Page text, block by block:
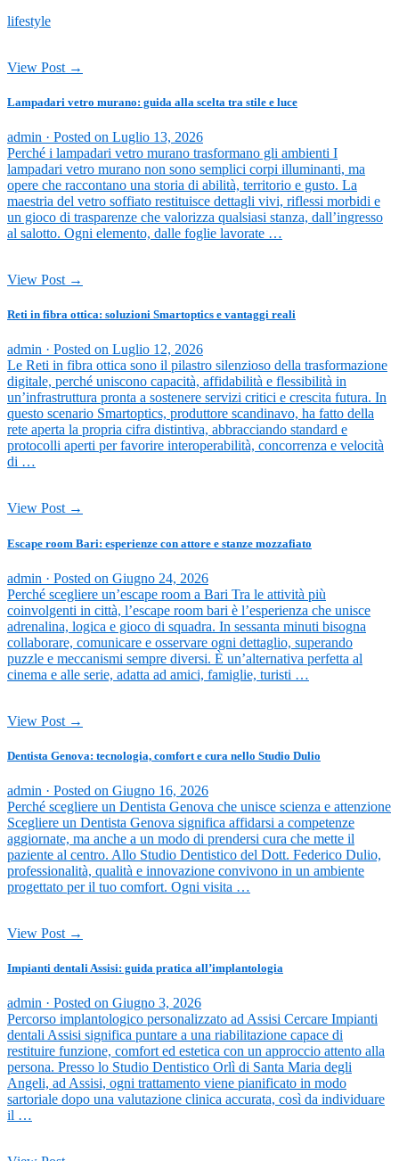
lifestyle
View Post →
Lampadari vetro murano: guida alla scelta tra stile e luce
admin · Posted on Luglio 13, 2026
Perché i lampadari vetro murano trasformano gli ambienti I
lampadari vetro murano non sono semplici corpi illuminanti, ma
opere che raccontano una storia di abilità, territorio e gusto. La
maestria del vetro soffiato restituisce dettagli vivi, riflessi morbidi e
un gioco di trasparenze che valorizza qualsiasi stanza, dall’ingresso
al salotto. Ogni elemento, dalle foglie lavorate …
View Post →
Reti in fibra ottica: soluzioni Smartoptics e vantaggi reali
admin · Posted on Luglio 12, 2026
Le Reti in fibra ottica sono il pilastro silenzioso della trasformazione
digitale, perché uniscono capacità, affidabilità e flessibilità in
un’infrastruttura pronta a sostenere servizi critici e crescita futura. In
questo scenario Smartoptics, produttore scandinavo, ha fatto della
rete aperta la propria cifra distintiva, abbracciando standard e
protocolli aperti per favorire interoperabilità, concorrenza e velocità
di …
View Post →
Escape room Bari: esperienze con attore e stanze mozzafiato
admin · Posted on Giugno 24, 2026
Perché scegliere un’escape room a Bari Tra le attività più
coinvolgenti in città, l’escape room bari è l’esperienza che unisce
adrenalina, logica e gioco di squadra. In sessanta minuti bisogna
collaborare, comunicare e osservare ogni dettaglio, superando
puzzle e meccanismi sempre diversi. È un’alternativa perfetta al
cinema e alle serie, adatta ad amici, famiglie, turisti …
View Post →
Dentista Genova: tecnologia, comfort e cura nello Studio Dulio
admin · Posted on Giugno 16, 2026
Perché scegliere un Dentista Genova che unisce scienza e attenzione
Scegliere un Dentista Genova significa affidarsi a competenze
aggiornate, ma anche a un modo di prendersi cura che mette il
paziente al centro. Allo Studio Dentistico del Dott. Federico Dulio,
professionalità, qualità e innovazione convivono in un ambiente
progettato per il tuo comfort. Ogni visita …
View Post →
Impianti dentali Assisi: guida pratica all’implantologia
admin · Posted on Giugno 3, 2026
Percorso implantologico personalizzato ad Assisi Cercare Impianti
dentali Assisi significa puntare a una riabilitazione capace di
restituire funzione, comfort ed estetica con un approccio attento alla
persona. Presso lo Studio Dentistico Orlì di Santa Maria degli
Angeli, ad Assisi, ogni trattamento viene pianificato in modo
sartoriale dopo una valutazione clinica accurata, così da individuare
il …